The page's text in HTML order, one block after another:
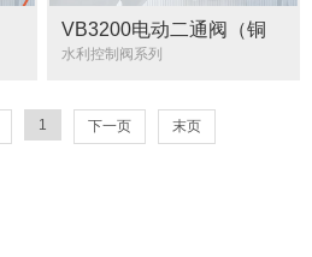
VB3200电动二通阀（铜
螺纹）
水利控制阀系列
1 下一页 末页